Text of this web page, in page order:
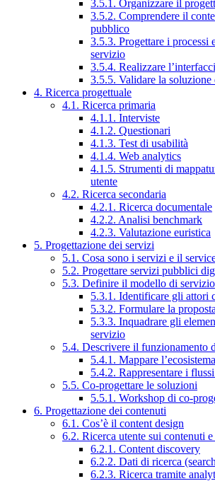
3.5.1. Organizzare il
3.5.2. Comprendere il
pubblico
3.5.3. Progettare i processi
servizio
3.5.4. Realizzare
3.5.5. Validare la soluzione
4. Ricerca progettuale
4.1. Ricerca primaria
4.1.1. Interviste
4.1.2. Questionari
4.1.3. Test di usabilità
4.1.4. Web analytics
4.1.5. Strumenti di
utente
4.2. Ricerca secondaria
4.2.1. Ricerca documentale
4.2.2. Analisi benchmark
4.2.3. Valutazione euristica
5. Progettazione dei servizi
5.1. Cosa sono i servizi e il
5.2. Progettare servizi pubblici
5.3. Definire il modello di servizio
5.3.1. Identificare gli attori
5.3.2. Formulare la
5.3.3. Inquadrare gli
servizio
5.4. Descrivere il funzionamento
5.4.1. Mappare l’ecosistema
5.4.2. Rappresentare i
5.5. Co-progettare le soluzioni
5.5.1. Workshop di co-
6. Progettazione dei contenuti
6.1. Cos’è il content design
6.2. Ricerca utente sui contenuti
6.2.1. Content discovery
6.2.2. Dati di ricerca
6.2.3. Ricerca tramite